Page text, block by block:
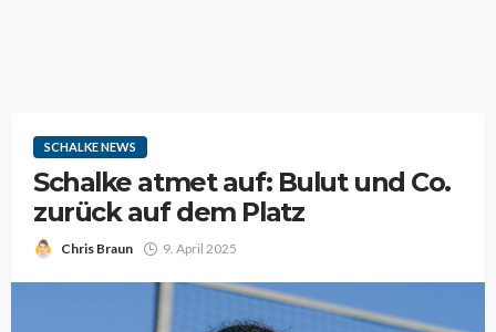
SCHALKE NEWS
Schalke atmet auf: Bulut und Co.
zurück auf dem Platz
Chris Braun 9. April 2025